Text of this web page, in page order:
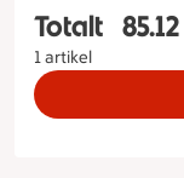
Totalt
1 artikel
Totalt